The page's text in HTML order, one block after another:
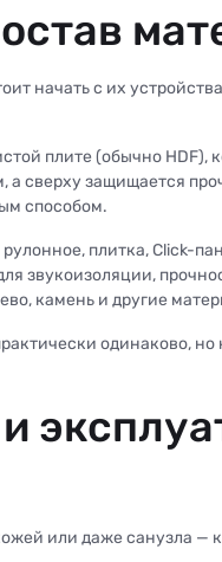
начать с их
плите (обычно HDF),
сверху защищается
способом.
плитка, Click-
звукоизоляции,
камень и другие
одинаково,
или даже санузла —